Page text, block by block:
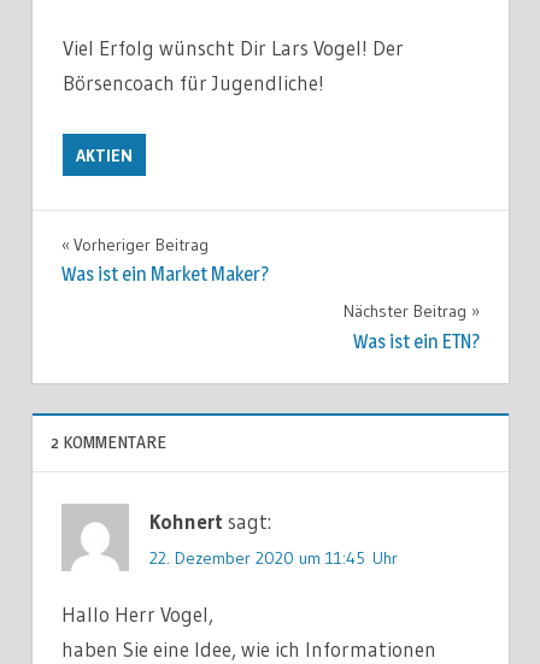
Viel Erfolg wünscht Dir Lars Vogel! Der
Börsencoach für Jugendliche!
AKTIEN
Beitragsnavigation
Vorheriger Beitrag
Was ist ein Market Maker?
Nächster Beitrag
Was ist ein ETN?
2 KOMMENTARE
Kohnert sagt:
22. Dezember 2020 um 11:45 Uhr
Hallo Herr Vogel,
haben Sie eine Idee, wie ich Informationen